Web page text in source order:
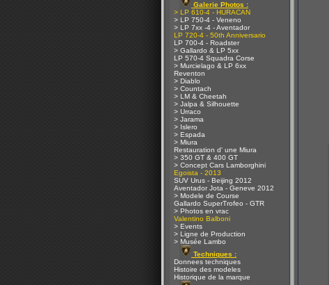
Galerie Photos :
> LP 610-4 - HURACAN
> LP 750-4 - Veneno
> LP 7xx -4 - Aventador
LP 720-4 - 50th Anniversario
LP 700-4 - Roadster
> Gallardo & LP 5xx
LP 570-4 Squadra Corse
> Murcielago & LP 6xx
Reventon
> Diablo
> Countach
> LM & Cheetah
> Jalpa & Silhouette
> Urraco
> Jarama
> Islero
> Espada
> Miura
Restauration d' une Miura
> 350 GT & 400 GT
> Concept Cars Lamborghini
Egoista - 2013
SUV Urus - Beijing 2012
Aventador Jota - Geneve 2012
> Modele de Course
Gallardo SuperTrofeo - GTR
> Photos en vrac
Valentino Balboni
> Events
> Ligne de Production
> Musée Lambo
Techniques :
Donnees techniques
Histoire des modeles
Historique de la marque